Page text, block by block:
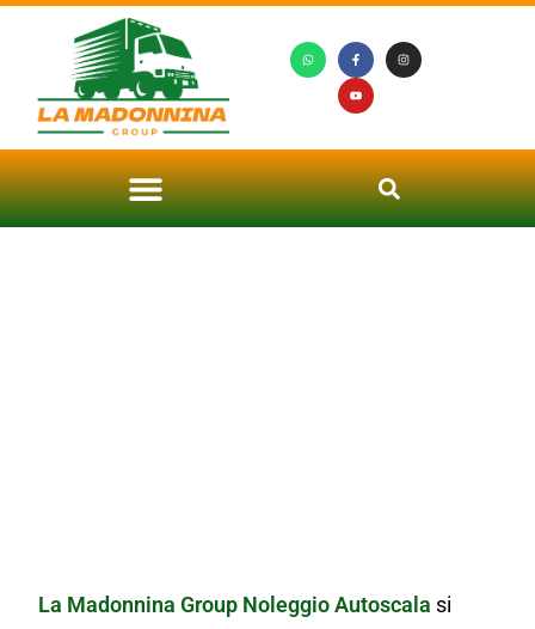
La Madonnina Group Noleggio Autoscala si